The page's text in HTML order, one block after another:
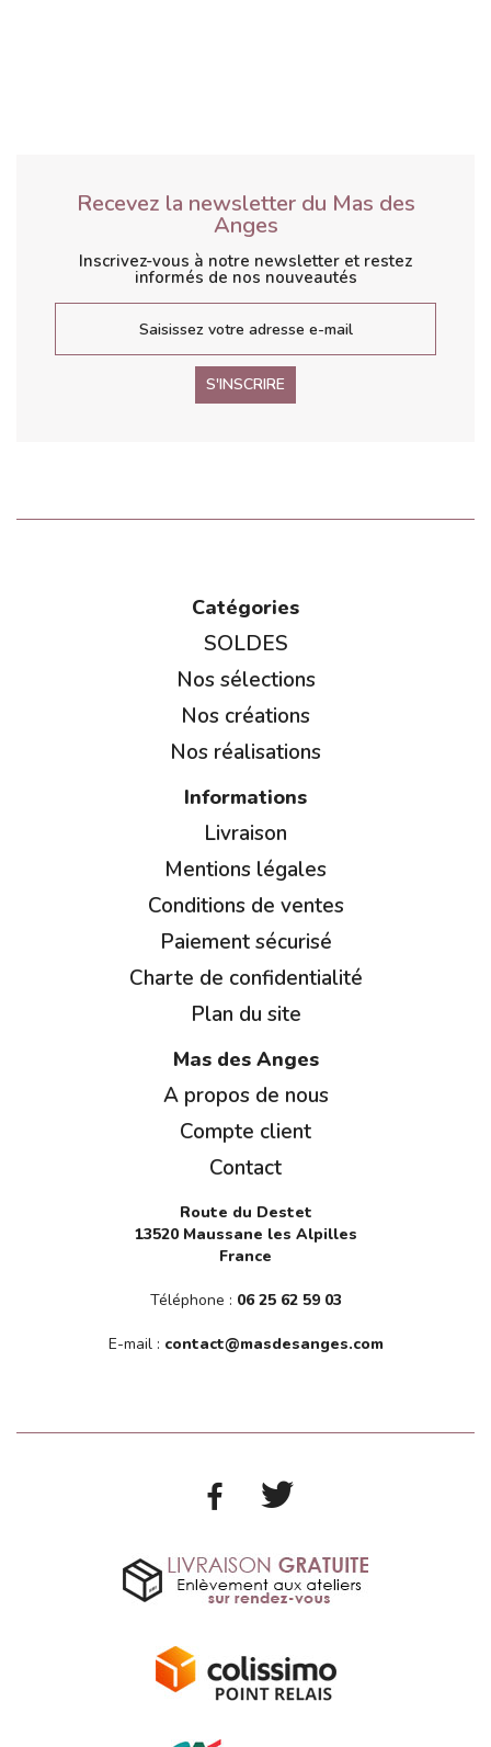
Recevez la newsletter du Mas des
Anges
Inscrivez-vous à notre newsletter et restez
informés de nos nouveautés
S'INSCRIRE
Catégories
SOLDES
Nos sélections
Nos créations
Nos réalisations
Informations
Livraison
Mentions légales
Conditions de ventes
Paiement sécurisé
Charte de confidentialité
Plan du site
Mas des Anges
A propos de nous
Compte client
Contact
Route du Destet
13520 Maussane les Alpilles
France
Téléphone : 06 25 62 59 03
E-mail : contact@masdesanges.com